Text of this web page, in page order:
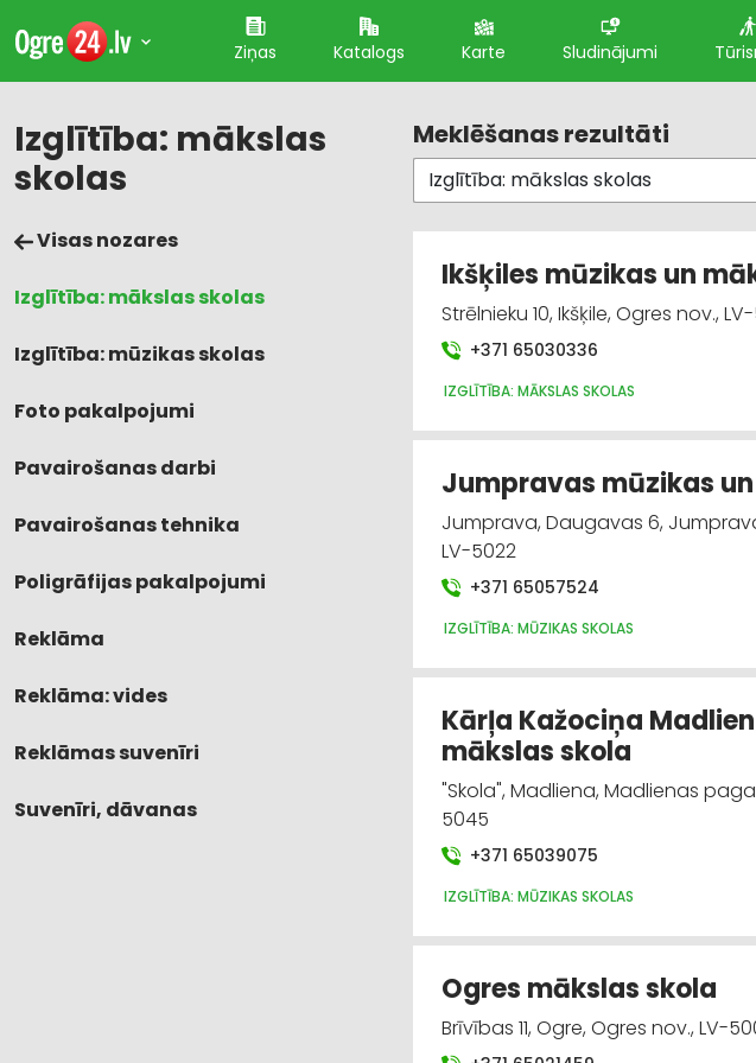
Ziņas Katalogs Karte Sludinājumi
Izglītība: mākslas
skolas
Visas nozares
Izglītība: mākslas skolas
Izglītība: mūzikas skolas
Foto pakalpojumi
Pavairošanas darbi
Pavairošanas tehnika
Poligrāfijas pakalpojumi
Reklāma
Reklāma: vides
Reklāmas suvenīri
Suvenīri, dāvanas
Meklēšanas rezultāti
Ikšķiles mūzikas un
Strēlnieku 10, Ikšķile, Ogres nov.,
+371 65030336
IZGLĪTĪBA: MĀKSLAS SKOLAS
Jumpravas mūzikas
Jumprava, Daugavas 6,
LV-5022
+371 65057524
IZGLĪTĪBA: MŪZIKAS SKOLAS
Kārļa Kažociņa
mākslas skola
"Skola", Madliena, Madlienas
5045
+371 65039075
IZGLĪTĪBA: MŪZIKAS SKOLAS
Ogres mākslas skola
Brīvības 11, Ogre, Ogres nov., LV-